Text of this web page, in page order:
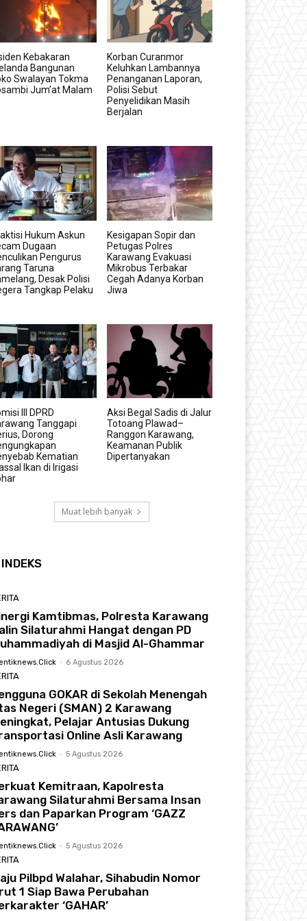
Saryadi Fraksi Partai Demokrat
Kebakaran
Bangunan
Swalayan Tokma
Jum’at Malam
Korban Curanmor
Keluhkan Lambannya
Penanganan Laporan,
Polisi Sebut
Penyelidikan Masih
Berjalan
Hukum Askun
Dugaan
Pengurus
Taruna
Desak Polisi
Tangkap Pelaku
Kesigapan Sopir dan
Petugas Polres
Karawang Evakuasi
Mikrobus Terbakar
Cegah Adanya Korban
Jiwa
III DPRD
Tanggapi
Dorong
Kematian
Ikan di Irigasi
Aksi Begal Sadis di Jalur
Totoang Plawad–
Ranggon Karawang,
Keamanan Publik
Dipertanyakan
Muat lebih banyak
INDEKS
Kamtibmas, Polresta Karawang
Silaturahmi Hangat dengan PD
di Masjid Al-Ghammar
- 6 Agustus 2026
GOKAR di Sekolah Menengah
Negeri (SMAN) 2 Karawang
Pelajar Antusias Dukung
Online Asli Karawang
- 5 Agustus 2026
Kemitraan, Kapolresta
Silaturahmi Bersama Insan
dan Paparkan Program ‘GAZZ
- 5 Agustus 2026
Pilbpd Walahar, Sihabudin Nomor
1 Siap Bawa Perubahan
‘GAHAR’